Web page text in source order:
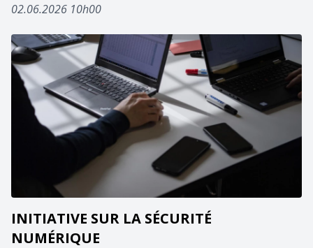
02.06.2026 10h00
INITIATIVE SUR LA SÉCURITÉ
NUMÉRIQUE